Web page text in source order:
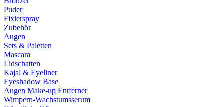
Puder
Fixierspray
Zubehör
Augen
Sets & Paletten
Mascara
Lidschatten
Kajal & Eyeliner
Eyeshadow Base
Augen Make-up Entferner
Wimpern-Wachstumsserum